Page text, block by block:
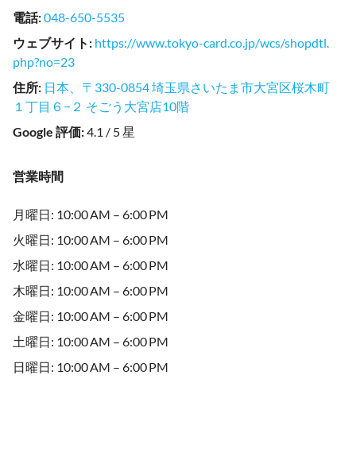
電話:048-650-5535
ウェブサイト : https://www.tokyo-card.co.jp/wcs/shopdtl.
php?no=23
住所: 日本、〒330-0854 埼玉県さいたま市大宮区桜木町
１丁目６−２ そごう大宮店10階
Google 評価:4.1 / 5 星
営業時間
月曜日: 10:00 AM – 6:00 PM
火曜日: 10:00 AM – 6:00 PM
水曜日: 10:00 AM – 6:00 PM
木曜日: 10:00 AM – 6:00 PM
金曜日: 10:00 AM – 6:00 PM
土曜日: 10:00 AM – 6:00 PM
日曜日: 10:00 AM – 6:00 PM